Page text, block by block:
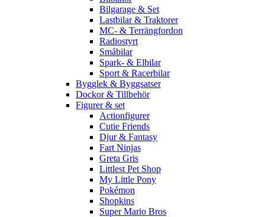
Bilgarage & Set
Lastbilar & Traktorer
MC- & Terrängfordon
Radiostyrt
Småbilar
Spark- & Elbilar
Sport & Racerbilar
Bygglek & Byggsatser
Dockor & Tillbehör
Figurer & set
Actionfigurer
Cutie Friends
Djur & Fantasy
Fart Ninjas
Greta Gris
Littlest Pet Shop
My Little Pony
Pokémon
Shopkins
Super Mario Bros